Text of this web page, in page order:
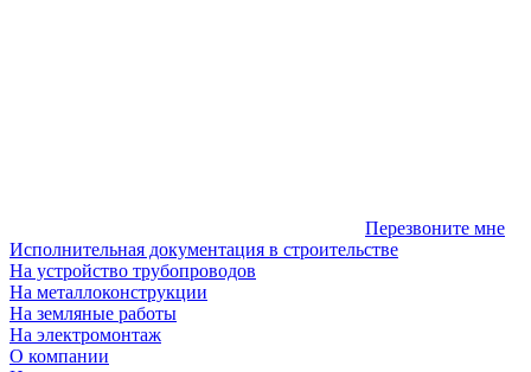
Перезвоните мне
Исполнительная документация в строительстве
На устройство трубопроводов
На металлоконструкции
На земляные работы
На электромонтаж
О компании